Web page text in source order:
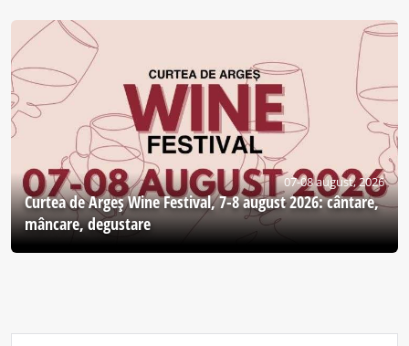
07-08 august, 2026
Curtea de Argeş Wine Festival, 7-8 august 2026: cântare,
mâncare, degustare